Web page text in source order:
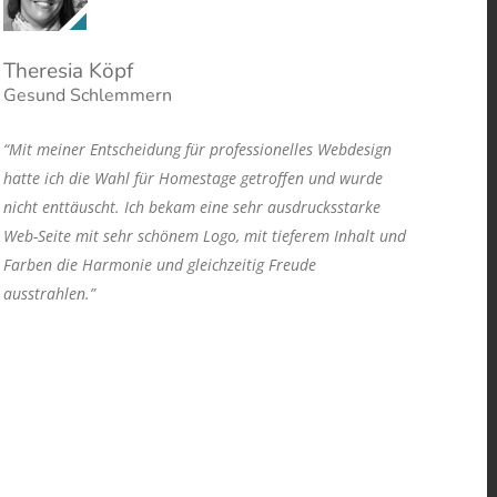
Theresia Köpf
Gesund Schlemmern
“Mit meiner Entscheidung für professionelles Webdesign
hatte ich die Wahl für Homestage getroffen und wurde
nicht enttäuscht. Ich bekam eine sehr ausdrucksstarke
Web-Seite mit sehr schönem Logo, mit tieferem Inhalt und
Farben die Harmonie und gleichzeitig Freude
ausstrahlen.”